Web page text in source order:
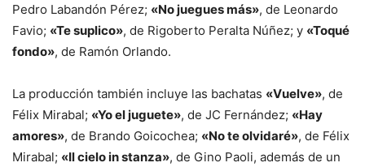
Pedro Labandón Pérez; «No juegues más», de Leonardo
Favio; «Te suplico», de Rigoberto Peralta Núñez; y «Toqué
fondo», de Ramón Orlando.
La producción también incluye las bachatas «Vuelve», de
Félix Mirabal; «Yo el juguete», de JC Fernández; «Hay
amores», de Brando Goicochea; «No te olvidaré», de Félix
Mirabal; «Il cielo in stanza», de Gino Paoli, además de un